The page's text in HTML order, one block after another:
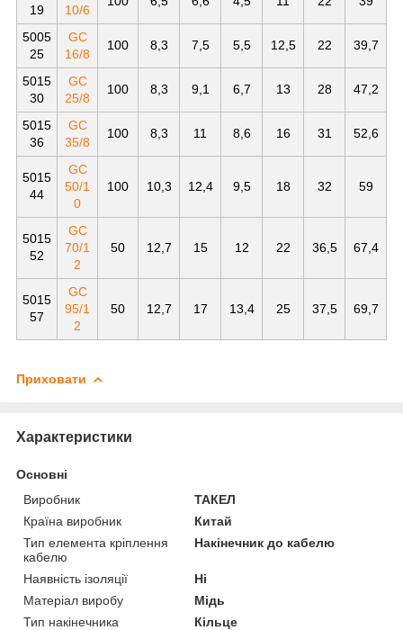
19 10/6
5005
25
GC
16/8
100 8,3 7,5 5,5 12,5 22 39,7
5015
30
GC
25/8
100 8,3 9,1 6,7 13 28 47,2
5015
36
GC
35/8
100 8,3 11 8,6 16 31 52,6
5015
44
GC
50/1
0
100 10,3 12,4 9,5 18 32 59
5015
52
GC
70/1
2
50 12,7 15 12 22 36,5 67,4
5015
57
GC
95/1
2
50 12,7 17 13,4 25 37,5 69,7
Приховати
Характеристики
Основні
Виробник
ТАКЕЛ
Країна виробник
Китай
Тип елемента кріплення
кабелю
Накінечник до кабелю
Наявність ізоляції
Ні
Матеріал виробу
Мідь
Тип накінечника
Кільце